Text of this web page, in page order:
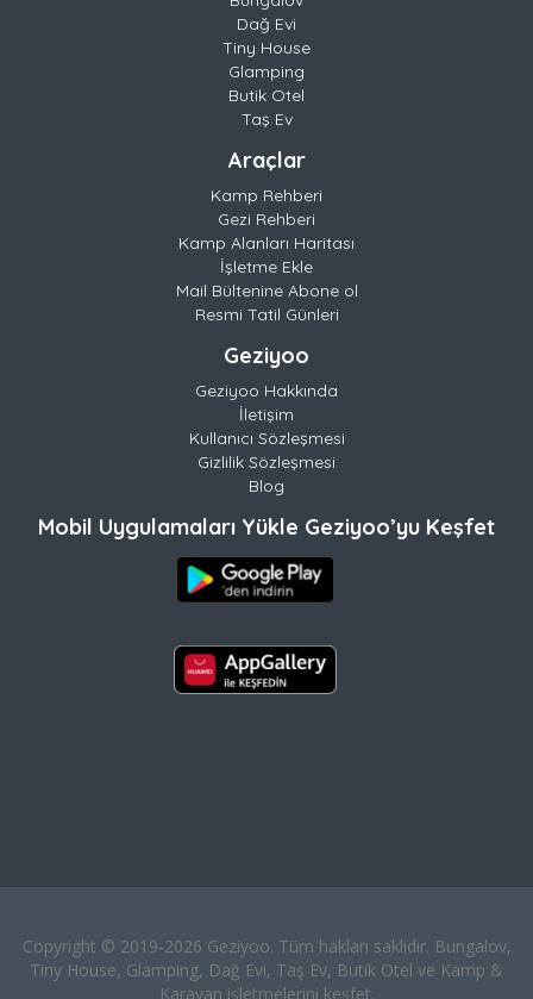
Dağ Evi
Tiny House
Glamping
Butik Otel
Taş Ev
Araçlar
Kamp Rehberi
Gezi Rehberi
Kamp Alanları Haritası
İşletme Ekle
Mail Bültenine Abone ol
Resmi Tatil Günleri
Geziyoo
Geziyoo Hakkında
İletişim
Kullanıcı Sözleşmesi
Gizlilik Sözleşmesi
Blog
Mobil Uygulamaları Yükle Geziyoo’yu Keşfet
Copyright © 2019-2026 Geziyoo. Tüm hakları saklıdır. Bungalov,
Tiny House, Glamping, Dağ Evi, Taş Ev, Butik Otel ve Kamp &
Karavan işletmelerini keşfet.